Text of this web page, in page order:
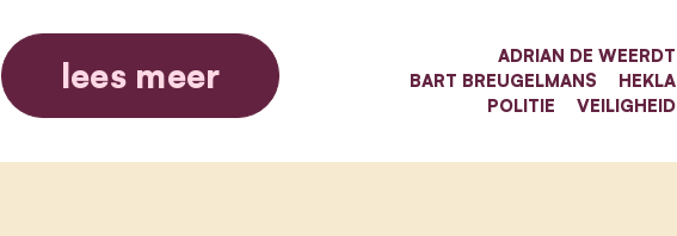
lees meer
ADRIAN DE WEERDT
BART BREUGELMANS
HEKLA
POLITIE
VEILIGHEID